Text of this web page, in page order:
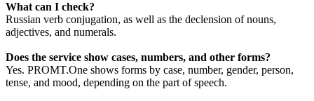
What can I check?
Russian verb conjugation, as well as the declension of nouns,
adjectives, and numerals.
Does the service show cases, numbers, and other forms?
Yes. PROMT.One shows forms by case, number, gender, person,
tense, and mood, depending on the part of speech.